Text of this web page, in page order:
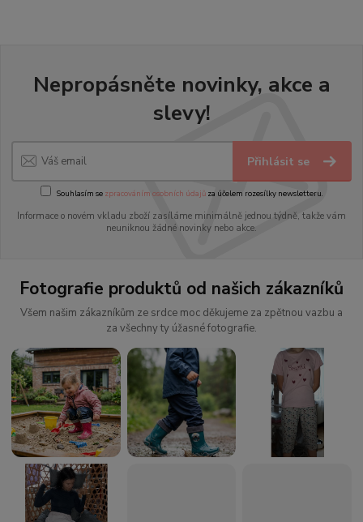
Nepropásněte novinky, akce a
slevy!
Přihlásit se
Souhlasím se zpracováním osobních údajůza účelem rozesílky newsletteru.
Informace o novém vkladu zboží zasíláme minimálně jednou týdně, takže vám
neuniknou žádné novinky nebo akce.
Fotografie produktů od našich zákazníků
Všem našim zákazníkům ze srdce moc děkujeme za zpětnou vazbu a
za všechny ty úžasné fotografie.